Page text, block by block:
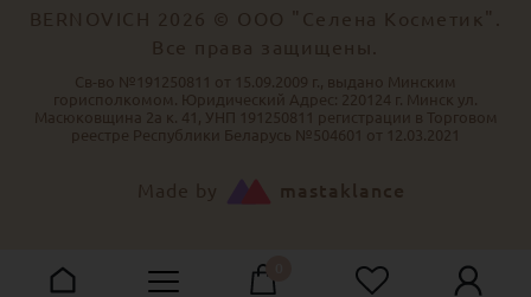
BERNOVICH 2026 © ООО "Селена Косметик".
Все права защищены.
Св-во №191250811 от 15.09.2009 г., выдано Минским
горисполкомом. Юридический Адрес: 220124 г. Минск ул.
Масюковщина 2а к. 41, УНП 191250811 регистрации в Торговом
реестре Республики Беларусь №504601 от 12.03.2021
Made by mastaklance